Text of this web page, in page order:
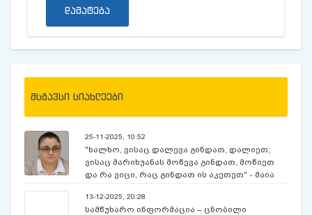
დამატება
მსგავსი სიახლეები
25-11-2025, 10:52
"ხალხო, ვისაც დალევა გინდათ, დალიეთ;
ვისაც მარიხუანას მოწევა გინდათ, მოწიეთ
და რა ვიცი, რაც გინდათ ის აკეთეთ" - მაია
13-12-2025, 20:28
სამწუხარო ინფორმაცია – ცნობილი